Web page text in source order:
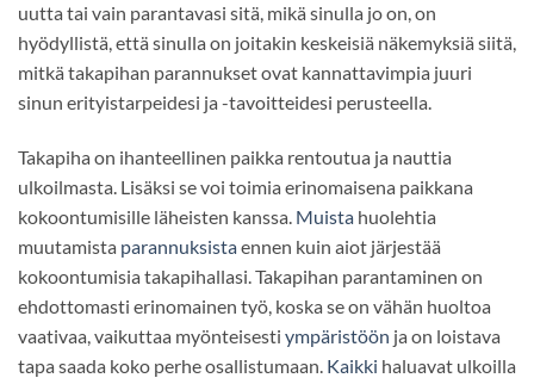
uutta tai vain parantavasi sitä, mikä sinulla jo on, on
hyödyllistä, että sinulla on joitakin keskeisiä näkemyksiä siitä,
mitkä takapihan parannukset ovat kannattavimpia juuri
sinun erityistarpeidesi ja -tavoitteidesi perusteella.
Takapiha on ihanteellinen paikka rentoutua ja nauttia
ulkoilmasta. Lisäksi se voi toimia erinomaisena paikkana
kokoontumisille läheisten kanssa. Muista huolehtia
muutamista parannuksistaennen kuin aiot järjestää
kokoontumisia takapihallasi. Takapihan parantaminen on
ehdottomasti erinomainen työ, koska se on vähän huoltoa
vaativaa, vaikuttaa myönteisesti ympäristöön ja on loistava
tapa saada koko perhe osallistumaan. Kaikki haluavat ulkoilla